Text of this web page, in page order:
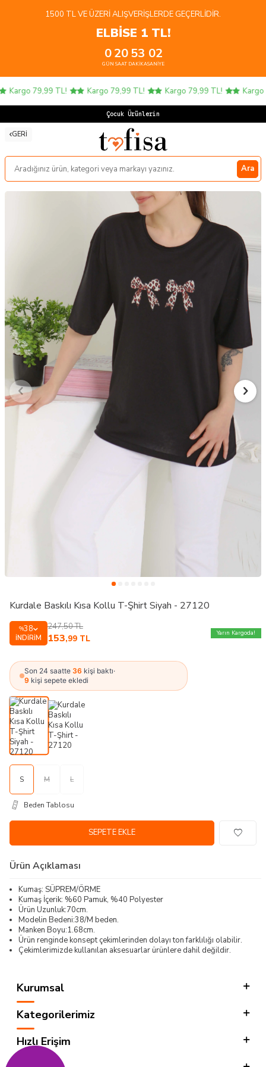
1500 TL VE ÜZERI ALIŞVERIŞLERDE GEÇERLIDIR.
ELBİSE 1 TL!
0
GÜN
20
SAAT
53
DAKIKA
02
SANIYE
Kargo 79,99 TL! Kargo 79,99 TL! Kargo 79,99 TL! Kargo
Çocuk Ürünlerinde
GERI
Ara
Kurdale Baskılı Kısa Kollu T-Şhirt Siyah - 27120
%38
İNDIRIM
247,50TL
153,99 TL
Yarın Kargoda!
Son 24 saatte 36 kişi baktı·
9 kişi sepete ekledi
S M L
Beden Tablosu
SEPETE EKLE
Ürün Açıklaması
Kumaş: SÜPREM/ÖRME
Kumaş İçerik: %60 Pamuk, %40 Polyester
Ürün Uzunluk:70cm.
Modelin Bedeni:38/M beden.
Manken Boyu:1.68cm.
Ürün renginde konsept çekimlerinden dolayı ton farklılığı olabilir.
Çekimlerimizde kullanılan aksesuarlar ürünlere dahil değildir.
Kurumsal
Kategorilerimiz
Hızlı Erişim